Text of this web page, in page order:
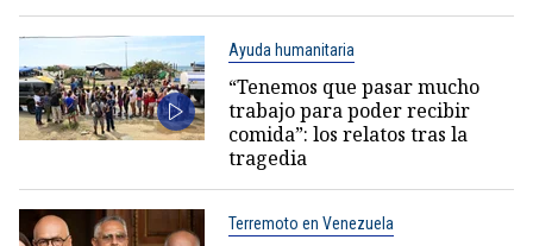
Ayuda humanitaria
“Tenemos que pasar mucho
trabajo para poder recibir
comida”: los relatos tras la
tragedia
Terremoto en Venezuela